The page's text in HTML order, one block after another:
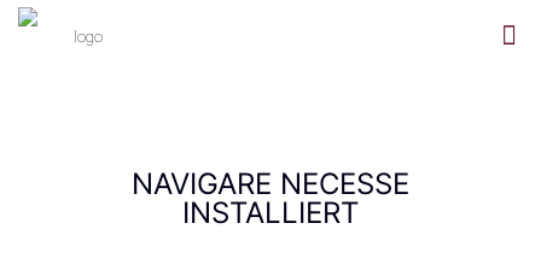
NAVIGARE NECESSE
INSTALLIERT